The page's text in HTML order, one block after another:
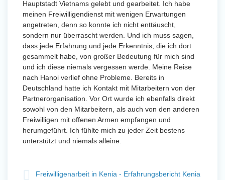
Hauptstadt Vietnams gelebt und gearbeitet. Ich habe
meinen Freiwilligendienst mit wenigen Erwartungen
angetreten, denn so konnte ich nicht enttäuscht,
sondern nur überrascht werden. Und ich muss sagen,
dass jede Erfahrung und jede Erkenntnis, die ich dort
gesammelt habe, von großer Bedeutung für mich sind
und ich diese niemals vergessen werde. Meine Reise
nach Hanoi verlief ohne Probleme. Bereits in
Deutschland hatte ich Kontakt mit Mitarbeitern von der
Partnerorganisation. Vor Ort wurde ich ebenfalls direkt
sowohl von den Mitarbeitern, als auch von den anderen
Freiwilligen mit offenen Armen empfangen und
herumgeführt. Ich fühlte mich zu jeder Zeit bestens
unterstützt und niemals alleine.
Freiwilligenarbeit in Kenia - Erfahrungsbericht Kenia